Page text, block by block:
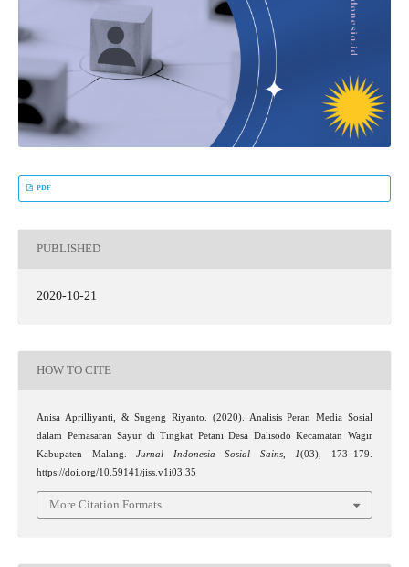
PDF
PUBLISHED
2020-10-21
HOW TO CITE
Anisa Aprilliyanti, & Sugeng Riyanto. (2020). Analisis Peran Media Sosial
dalam Pemasaran Sayur di Tingkat Petani Desa Dalisodo Kecamatan Wagir
Kabupaten Malang.Jurnal Indonesia Sosial Sains, 1(03), 173–179.
https://doi.org/10.59141/jiss.v1i03.35
More Citation Formats